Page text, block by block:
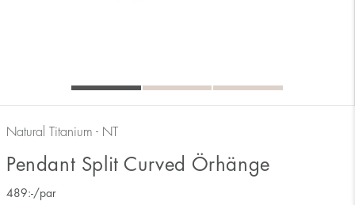
Natural Titanium - NT
Pendant Split Curved Örhänge
489:-/par